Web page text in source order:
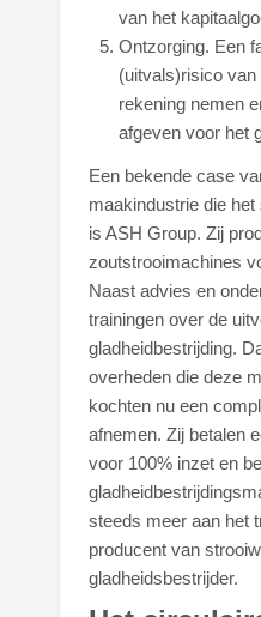
van het
Ontzorging. Een
(uitvals)risico
rekening nemen
afgeven voor het
Een bekende case
maakindustrie die
is ASH Group. Zij
zoutstrooimachines
Naast advies en
trainingen over de
gladheidbestrijding.
overheden die deze
kochten nu een
afnemen. Zij betalen
voor 100% inzet en
steeds meer aan het
producent van
gladheidsbestrijder.